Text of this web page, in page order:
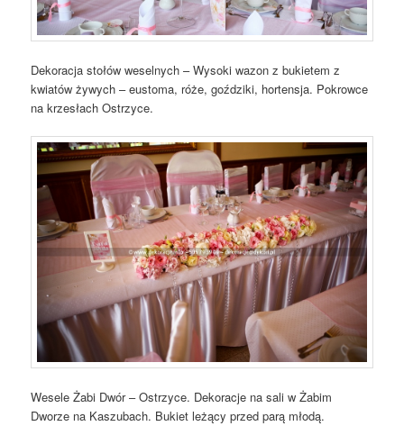
Dekoracja stołów weselnych – Wysoki wazon z bukietem z
kwiatów żywych – eustoma, róże, goździki, hortensja. Pokrowce
na krzesłach Ostrzyce.
Wesele Żabi Dwór – Ostrzyce. Dekoracje na sali w Żabim
Dworze na Kaszubach. Bukiet leżący przed parą młodą.